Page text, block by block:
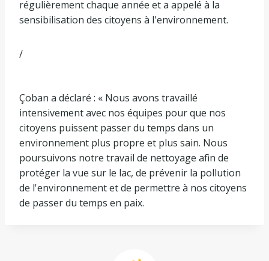
régulièrement chaque année et a appelé à la
sensibilisation des citoyens à l'environnement.
/
Çoban a déclaré : « Nous avons travaillé
intensivement avec nos équipes pour que nos
citoyens puissent passer du temps dans un
environnement plus propre et plus sain. Nous
poursuivons notre travail de nettoyage afin de
protéger la vue sur le lac, de prévenir la pollution
de l'environnement et de permettre à nos citoyens
de passer du temps en paix.